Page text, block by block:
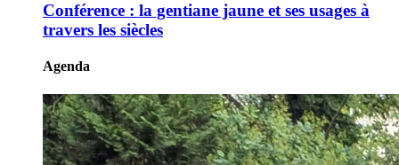
Conférence : la gentiane jaune et ses usages à
travers les siècles
Agenda